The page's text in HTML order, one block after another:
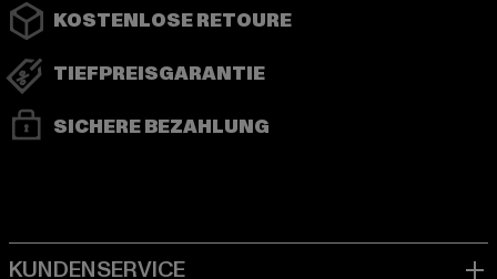
KOSTENLOSE RETOURE
TIEFPREISGARANTIE
SICHERE BEZAHLUNG